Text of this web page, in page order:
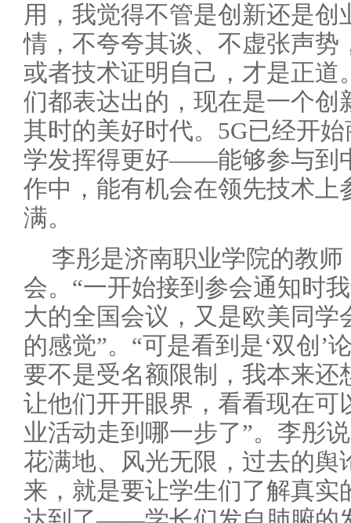
用，我觉得不管是创新还是创
情，不夸夸其谈、不虚张声势
或者技术证明自己，才是正道
们都表达出的，现在是一个创
其时的美好时代。5G已经开
学发挥得更好——能够参与到
作中，能有机会在领先技术上
满。
李彤是济南职业学院的教
会。“一开始接到参会通知时
大的全国会议，又是欧美同学
的感觉”。“可是看到是‘双创’
要不是受名额限制，我本来还
让他们开开眼界，看看现在可
业活动走到哪一步了”。李彤
花满地、风光无限，过去的舆
来，就是要让学生们了解真实